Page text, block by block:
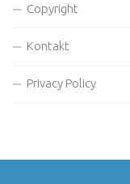
Copyright
Kontakt
Privacy Policy